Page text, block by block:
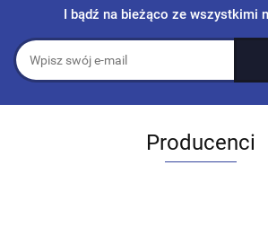
I bądź na bieżąco ze wszystkimi
Producenci